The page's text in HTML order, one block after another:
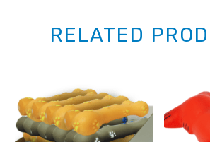
RELATED